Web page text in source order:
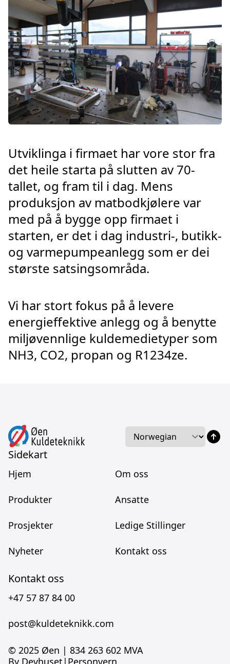
Utviklinga i firmaet har vore stor fra
det heile starta på slutten av 70-
tallet, og fram til i dag. Mens
produksjon av matbodkjølere var
med på å bygge opp firmaet i
starten, er det i dag industri-, butikk-
og varmepumpeanlegg som er dei
største satsingsområda.
Vi har stort fokus på å levere
energieffektive anlegg og å benytte
miljøvennlige kuldemedietyper som
NH3, CO2, propan og R1234ze.
Språk
Language
Sidekart
Hjem
Produkter
Prosjekter
Nyheter
Om oss
Ansatte
Ledige Stillinger
Kontakt oss
Kontakt oss
+47 57 87 84 00
post@kuldeteknikk.com
© 2025 Øen | 834 263 602 MVA